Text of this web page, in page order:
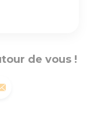
de vous !